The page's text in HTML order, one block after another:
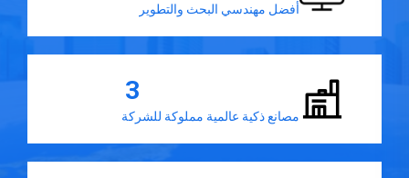
أفضل مهندسي البحث والتطوير
3
مصانع ذكية عالمية مملوكة للشركة